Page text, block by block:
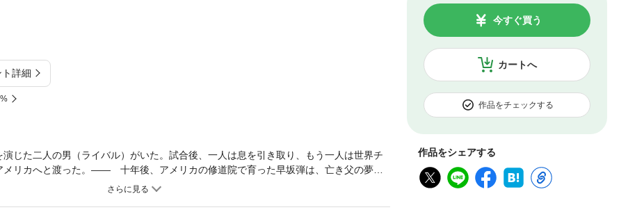
詳細
カートへ
今すぐ買う
作品をチェックする
作品をシェアする
じた二人の男（ライバル）がいた。試合後、一人は息を引き取り、もう一人は世界チ
メリカへと渡った。―― 十年後、アメリカの修道院で育った早坂弾は、亡き父の夢を
だった男の子供、井上旭と美鈴兄妹の家に居候する。旭が経営するジムの所属となり、